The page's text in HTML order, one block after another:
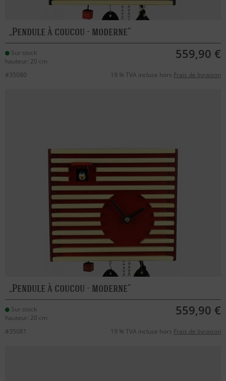
Pendule à coucou - moderne
Sur stock
hauteur: 20 cm
559,90 €
#35080 19 % TVA incluse hors Frais de livraison
Pendule à coucou - moderne
Sur stock
hauteur: 20 cm
559,90 €
#35081 19 % TVA incluse hors Frais de livraison